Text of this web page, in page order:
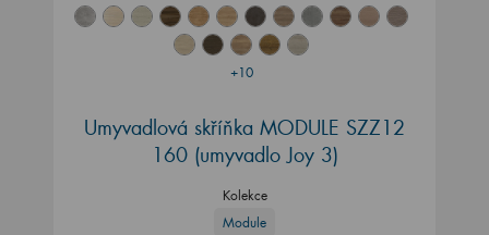
+10
Umyvadlová skříňka MODULE SZZ12
160 (umyvadlo Joy 3)
Kolekce
Module